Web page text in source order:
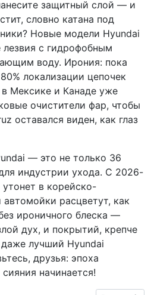
защитный слой — и
словно катана под
Новые модели Hyundai
лезвия с гидрофобным
воду. Ирония: пока
локализации цепочек
Мексике и Канаде уже
очистители фар, чтобы
оставался виден, как глаз
— это не только 36
индустрии ухода. С 2026-
в корейско-
расцветут, как
ироничного блеска —
дух, и покрытий, крепче
лучший Hyundai
друзья: эпоха
начинается!